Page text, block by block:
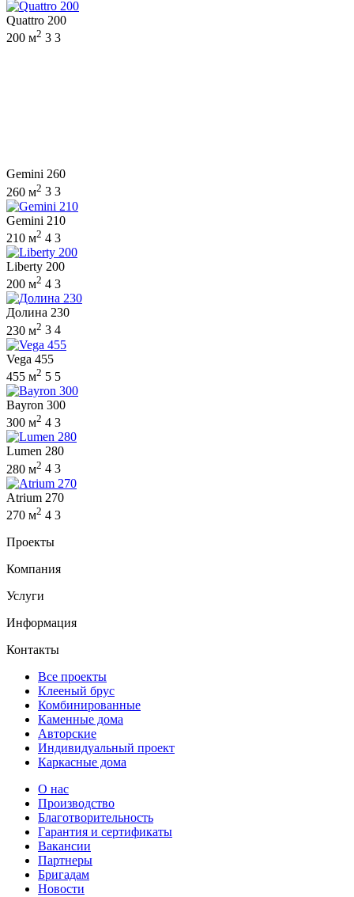
Quattro 200
200 м2 3 3
Gemini 260
260 м2 3 3
Gemini 210
210 м2 4 3
Liberty 200
200 м2 4 3
Долина 230
230 м2 3 4
Vega 455
455 м2 5 5
Bayron 300
300 м2 4 3
Lumen 280
280 м2 4 3
Atrium 270
270 м2 4 3
Проекты
Компания
Услуги
Информация
Контакты
Все проекты
Клееный брус
Комбинированные
Каменные дома
Авторские
Индивидуальный проект
Каркасные дома
О нас
Производство
Благотворительность
Гарантия и сертификаты
Вакансии
Партнеры
Бригадам
Новости